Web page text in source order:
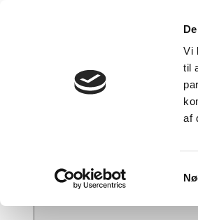
Vi
til
af
Viden og inspiration
For studerende og ansatte